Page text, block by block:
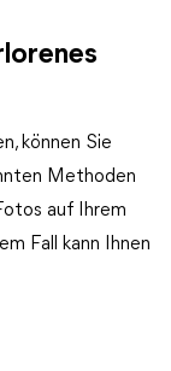
können Sie
Methoden
auf Ihrem
Fall kann Ihnen